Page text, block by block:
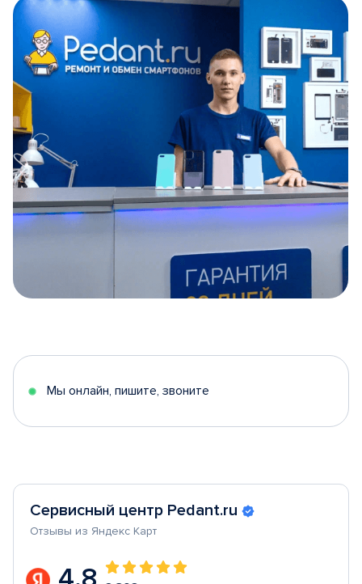
5
Мы онлайн, пишите, звоните
Сервисный центр Pedant.ru
Отзывы из Яндекс Карт